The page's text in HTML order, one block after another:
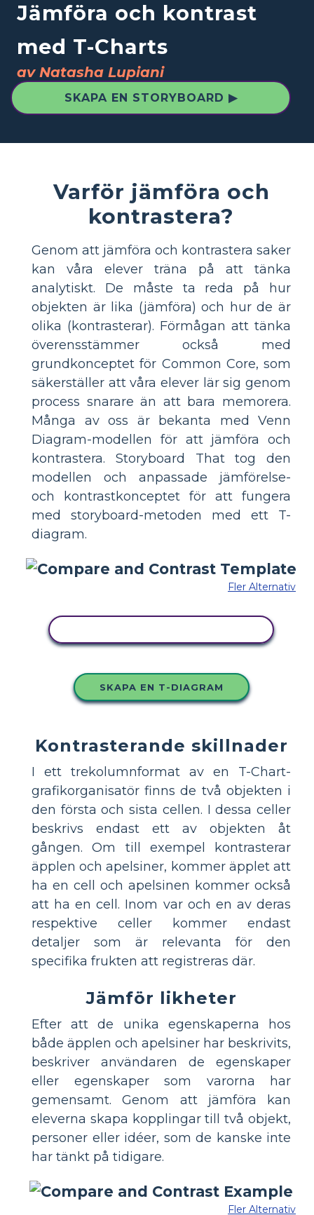
Jämföra och kontrast
med T-Charts
av Natasha Lupiani
SKAPA EN STORYBOARD ▶
Varför jämföra och
kontrastera?
Genom att jämföra och kontrastera saker
kan våra elever träna på att tänka
analytiskt. De måste ta reda på hur
objekten är lika (jämföra) och hur de är
olika (kontrasterar). Förmågan att tänka
överensstämmer också med
grundkonceptet för Common Core, som
säkerställer att våra elever lär sig genom
process snarare än att bara memorera.
Många av oss är bekanta med Venn
Diagram-modellen för att jämföra och
kontrastera. Storyboard That tog den
modellen och anpassade jämförelse-
och kontrastkonceptet för att fungera
med storyboard-metoden med ett T-
diagram.
Fler Alternativ
SKAPA EN T-DIAGRAM
Kontrasterande skillnader
I ett trekolumnformat av en T-Chart-
grafikorganisatör finns de två objekten i
den första och sista cellen. I dessa celler
beskrivs endast ett av objekten åt
gången. Om till exempel kontrasterar
äpplen och apelsiner, kommer äpplet att
ha en cell och apelsinen kommer också
att ha en cell. Inom var och en av deras
respektive celler kommer endast
detaljer som är relevanta för den
specifika frukten att registreras där.
Jämför likheter
Efter att de unika egenskaperna hos
både äpplen och apelsiner har beskrivits,
beskriver användaren de egenskaper
eller egenskaper som varorna har
gemensamt. Genom att jämföra kan
eleverna skapa kopplingar till två objekt,
personer eller idéer, som de kanske inte
har tänkt på tidigare.
Fler Alternativ